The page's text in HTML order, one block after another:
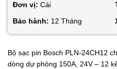
Đơn vị: Cái
Bảo hành: 12 Tháng
Bộ sạc pin Bosch PLN-24CH12
dòng dự phòng 150A, 24V – 12